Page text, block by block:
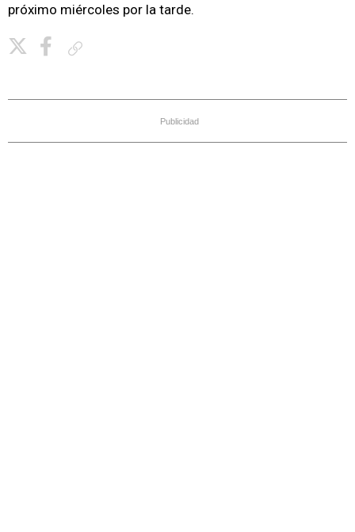
próximo miércoles por la tarde.
Publicidad